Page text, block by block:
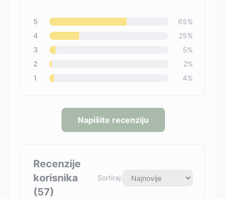
5 65%
4
25%
3
5%
2
2%
1
4%
Napišite recenziju
Recenzije
korisnika
(57)
Sortiraj: